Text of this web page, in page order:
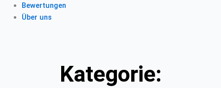
Bewertungen
Über uns
Kategorie: